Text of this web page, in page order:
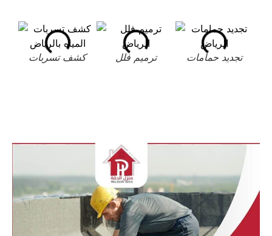
كشف تسربات ترميم فلل تجديد حمامات